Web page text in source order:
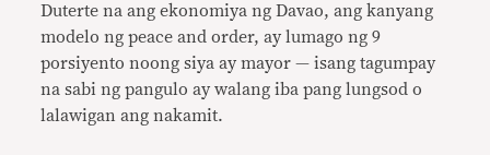
Duterte na ang ekonomiya ng Davao, ang kanyang
modelo ng peace and order, ay lumago ng 9
porsiyento noong siya ay mayor — isang tagumpay
na sabi ng pangulo ay walang iba pang lungsod o
lalawigan ang nakamit.